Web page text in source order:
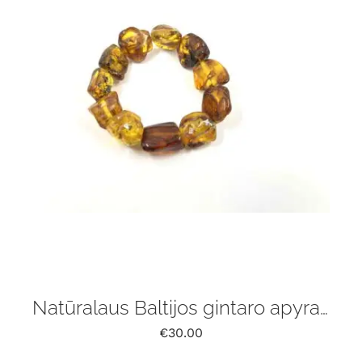
Natūralaus Baltijos gintaro apyrankė
€30.00